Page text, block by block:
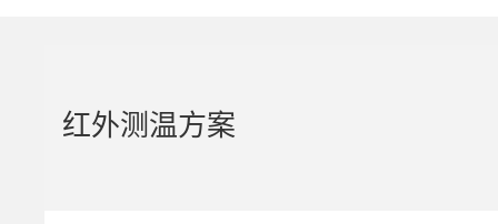
红外测温方案